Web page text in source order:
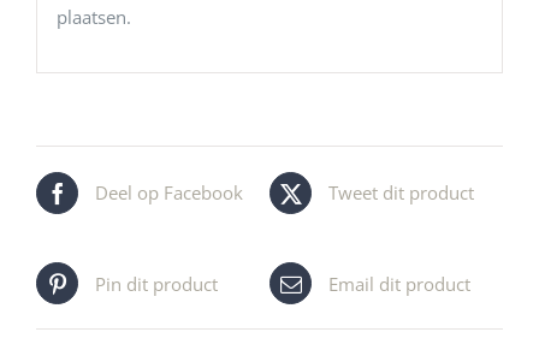
plaatsen.
Deel op Facebook Tweet dit product
Pin dit product Email dit product